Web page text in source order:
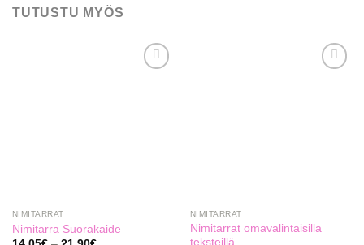
TUTUSTU MYÖS
NIMITARRAT
Nimitarra Suorakaide
NIMITARRAT
Nimitarrat omavalintaisilla
teksteillä